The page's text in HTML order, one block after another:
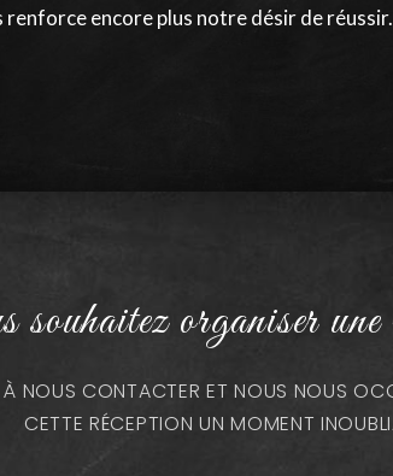
encore plus notre désir de
organiser une
À NOUS CONTACTER ET NOUS NOUS
CETTE RÉCEPTION UN MOMENT